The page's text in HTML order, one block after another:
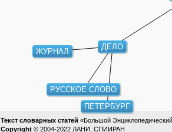
ДЕЛО
РУССКОЕ СЛОВО
ЖУРНАЛ
ПЕТЕРБУРГ
Текст словарных статей «Большой
Copyright © 2004-2022 ЛАНИ, СПИИРАН